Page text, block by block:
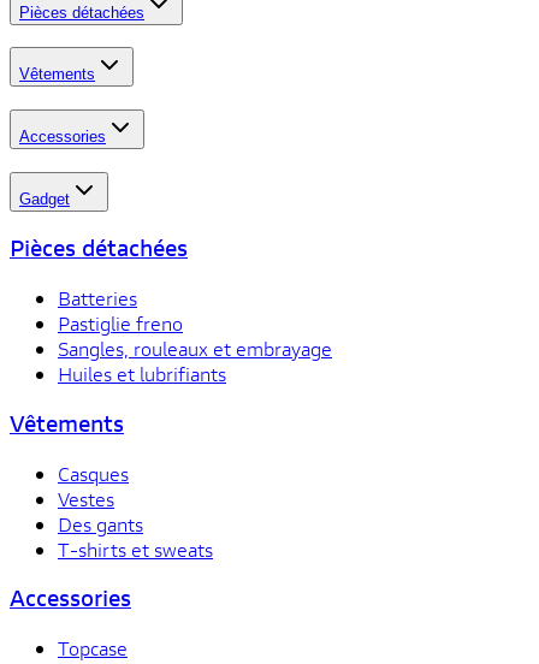
Pièces détachées
Vêtements
Accessories
Gadget
Pièces détachées
Batteries
Pastiglie freno
Sangles, rouleaux et embrayage
Huiles et lubrifiants
Vêtements
Casques
Vestes
Des gants
T-shirts et sweats
Accessories
Topcase